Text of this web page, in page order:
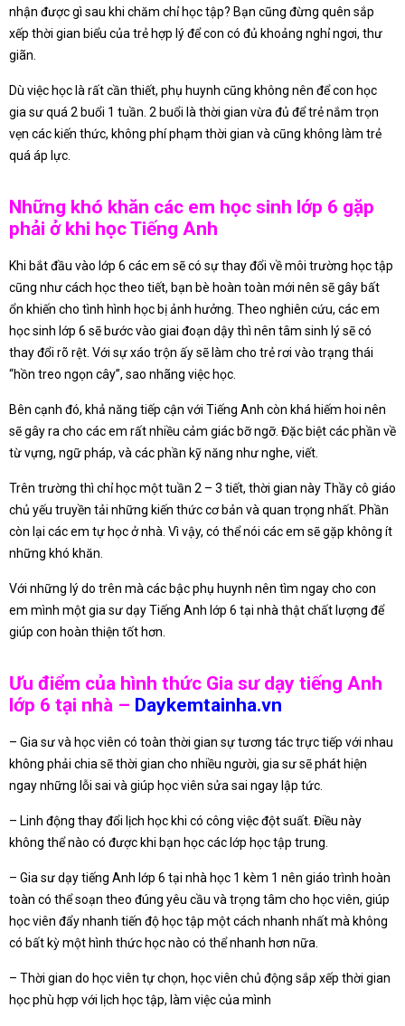
nhận được gì sau khi chăm chỉ học tập? Bạn cũng đừng quên sắp
xếp thời gian biểu của trẻ hợp lý để con có đủ khoảng nghỉ ngơi, thư
giãn.
Dù việc học là rất cần thiết, phụ huynh cũng không nên để con học
gia sư quá 2 buổi 1 tuần. 2 buổi là thời gian vừa đủ để trẻ nắm trọn
vẹn các kiến thức, không phí phạm thời gian và cũng không làm trẻ
quá áp lực.
Những khó khăn các em học sinh lớp 6 gặp
phải ở khi học Tiếng Anh
Khi bắt đầu vào lớp 6 các em sẽ có sự thay đổi về môi trường học tập
cũng như cách học theo tiết, bạn bè hoàn toàn mới nên sẽ gây bất
ổn khiến cho tình hình học bị ảnh hưởng. Theo nghiên cứu, các em
học sinh lớp 6 sẽ bước vào giai đoạn dậy thì nên tâm sinh lý sẽ có
thay đổi rõ rệt. Với sự xáo trộn ấy sẽ làm cho trẻ rơi vào trạng thái
“hồn treo ngọn cây”, sao nhãng việc học.
Bên cạnh đó, khả năng tiếp cận với Tiếng Anh còn khá hiếm hoi nên
sẽ gây ra cho các em rất nhiều cảm giác bỡ ngỡ. Đặc biệt các phần về
từ vựng, ngữ pháp, và các phần kỹ năng như nghe, viết.
Trên trường thì chỉ học một tuần 2 – 3 tiết, thời gian này Thầy cô giáo
chủ yếu truyền tải những kiến thức cơ bản và quan trọng nhất. Phần
còn lại các em tự học ở nhà. Vì vậy, có thể nói các em sẽ gặp không ít
những khó khăn.
Với những lý do trên mà các bậc phụ huynh nên tìm ngay cho con
em mình một gia sư dạy Tiếng Anh lớp 6 tại nhà thật chất lượng để
giúp con hoàn thiện tốt hơn.
Ưu điểm của hình thức Gia sư dạy tiếng Anh
lớp 6 tại nhà – Daykemtainha.vn
– Gia sư và học viên có toàn thời gian sự tương tác trực tiếp với nhau
không phải chia sẽ thời gian cho nhiều người, gia sư sẽ phát hiện
ngay những lỗi sai và giúp học viên sửa sai ngay lập tức.
– Linh động thay đổi lịch học khi có công việc đột suất. Điều này
không thể nào có được khi bạn học các lớp học tập trung.
– Gia sư dạy tiếng Anh lớp 6 tại nhà học 1 kèm 1 nên giáo trình hoàn
toàn có thể soạn theo đúng yêu cầu và trọng tâm cho học viên, giúp
học viên đẩy nhanh tiến độ học tập một cách nhanh nhất mà không
có bất kỳ một hình thức học nào có thể nhanh hơn nữa.
– Thời gian do học viên tự chọn, học viên chủ động sắp xếp thời gian
học phù hợp với lịch học tập, làm việc của mình